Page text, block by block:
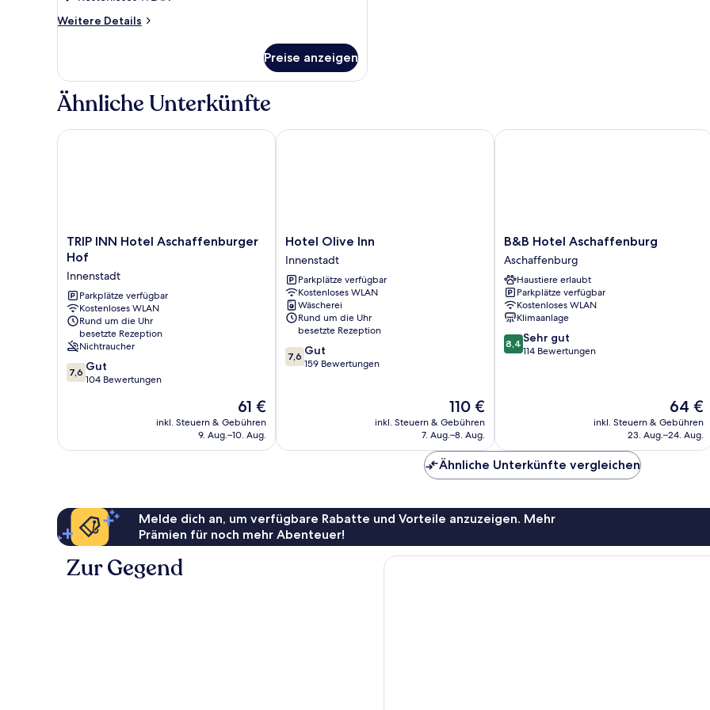
Weitere Details
Weitere
Preise anzeigen
Ähnliche Unterkünfte
TRIP
INN
Aschaffenburger
Hof
Innenstadt
TRIP INN Hotel Aschaffenburger
Hof
Innenstadt
Parkplätze verfügbar
Kostenloses WLAN
Rund um die Uhr
besetzte Rezeption
Nichtraucher
7.6
von
7,6 Gut
104 Bewertungen
Der
Preis
beträgt
61 €
inkl. Steuern & Gebühren
9. Aug.–10. Aug.
TRIP INN Hotel Aschaffenburger Hof
Hotel
Olive
Inn
Innenstadt
Hotel Olive Inn
Innenstadt
Parkplätze verfügbar
Kostenloses WLAN
Wäscherei
Rund um die Uhr
besetzte Rezeption
7.6
von
7,6 Gut
159 Bewertungen
Der
Preis
beträgt
110 €
inkl. Steuern & Gebühren
7. Aug.–8. Aug.
Hotel Olive Inn
B&B
Hotel
Aschaffenburg
Aschaffenburg
B&B Hotel Aschaffenburg
Aschaffenburg
Haustiere erlaubt
Parkplätze verfügbar
Kostenloses WLAN
Klimaanlage
8.4
von
8,4 Sehr gut
114 Bewertungen
Der
Preis
beträgt
64 €
inkl. Steuern & Gebühren
23. Aug.–24. Aug.
B&B Hotel Aschaffenburg
Ähnliche Unterkünfte vergleichen
Melde dich an, um verfügbare Rabatte und Vorteile anzuzeigen. Mehr
Prämien für noch mehr Abenteuer!
Zur Gegend